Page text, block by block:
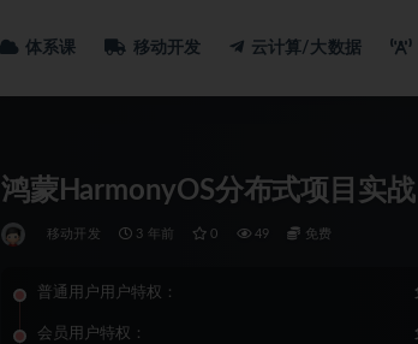
体系课 移动开发 云计算/大数据
鸿蒙HarmonyOS分布式项目实
移动开发 3 年前 0 49 免费
普通用户用户特权：
会员用户特权：